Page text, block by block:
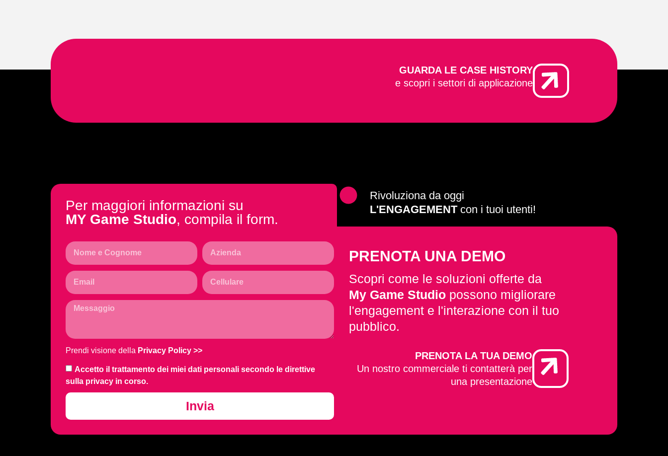
GUARDA LE CASE HISTORY
e scopri i settori di applicazione
Per maggiori informazioni su
MY Game Studio, compila il form.
Rivoluziona da oggi
L'ENGAGEMENTcon i tuoi utenti!
Prendi visione della Privacy Policy >>
Accetto il trattamento dei miei dati personali secondo le direttive
sulla privacy in corso.
Invia
PRENOTA UNA DEMO
Scopri come le soluzioni offerte da
My Game Studio possono migliorare
l'engagement e l'interazione con il tuo
pubblico.
PRENOTA LA TUA DEMO
Un nostro commerciale ti contatterà per
una presentazione